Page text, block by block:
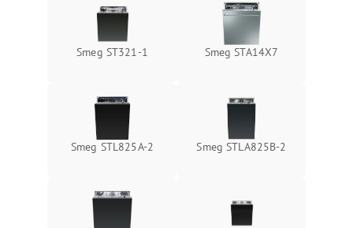
Smeg ST321-1 Smeg STA14X7
Smeg STL825A-2 Smeg STLA825B-2